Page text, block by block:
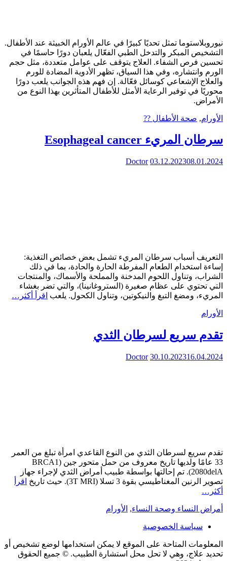
نيوروبلاستوما تمثل تحديًا كبيرًا في عالم الأورام الخبيثة عند الأطفال.
التشخيص المبكر والتدخل الطبي الفعّال يلعبان دورًا حاسمًا في
تحسين فرص الشفاء. العلاج يتوقف على عوامل متعددة، مثل حجم
الورم وانتشاره، وفي هذا السياق، تظهر الأدوية المضادة للورم
والعلاج الإشعاعي كوسائل فعّالة. إن فهم هذه الجوانب يلعب دورًا
محوريًا في توفير الرعاية الأمثل للأطفال المتأثرين بهذا النوع من
الأمراض.
الأورام, صحة الأطفال ??
سرطان المريء Esophageal cancer
03.12.202308.01.2024
Doctor
التعريف أسباب سرطان المريء تشمل بعض خصائص التغذية:
إساءة استخدام الطعام المفرطة الحارة والحادة، بما في ذلك
الشراب، وتناول اللحوم المدخنة والمملحة والأسماك، والمنتجات
التي تحتوي على عظام صغيرة (الستروغانينا)، والتي تضر بغشاء
المريء، ومضغ التبغ والنيكوتين، وتناول الكحول. يلعب اقرأ أكثر…
الأورام
تقدم سريع لسرطان الثدي
30.10.202316.04.2024
Doctor
تقدم سريع لسرطان الثدي من النوع القاعدي امرأة تبلغ من العمر
33 عامًا ولديها تاريخ معروف من حمل متحور جين (BRCA1
(2080delA. تم إحالتها بواسطة طبيب أمراض الثدي لإجراء جهاز
تصوير الرنين المغناطيسي بقوة 3 تسلا (3T MRI). حيث تاريخ
اقرأ
أكثر…
أمراض النساء وصحة النساء, الأورام
سياسة الخصوصية
المعلومات المتاحة على الموقع لا يمكن استخدامها لوضع تشخيص أو
تحديد علاج، وهي لا تحل محل استشارة الطبيب. © جميع الحقوق